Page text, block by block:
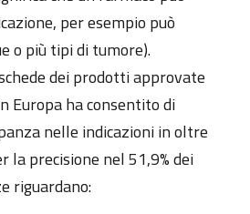
per esempio può
o più tipi di tumore).
dei prodotti approvate
Europa ha consentito di
nelle indicazioni in oltre
la precisione nel 51,9% dei
riguardano: